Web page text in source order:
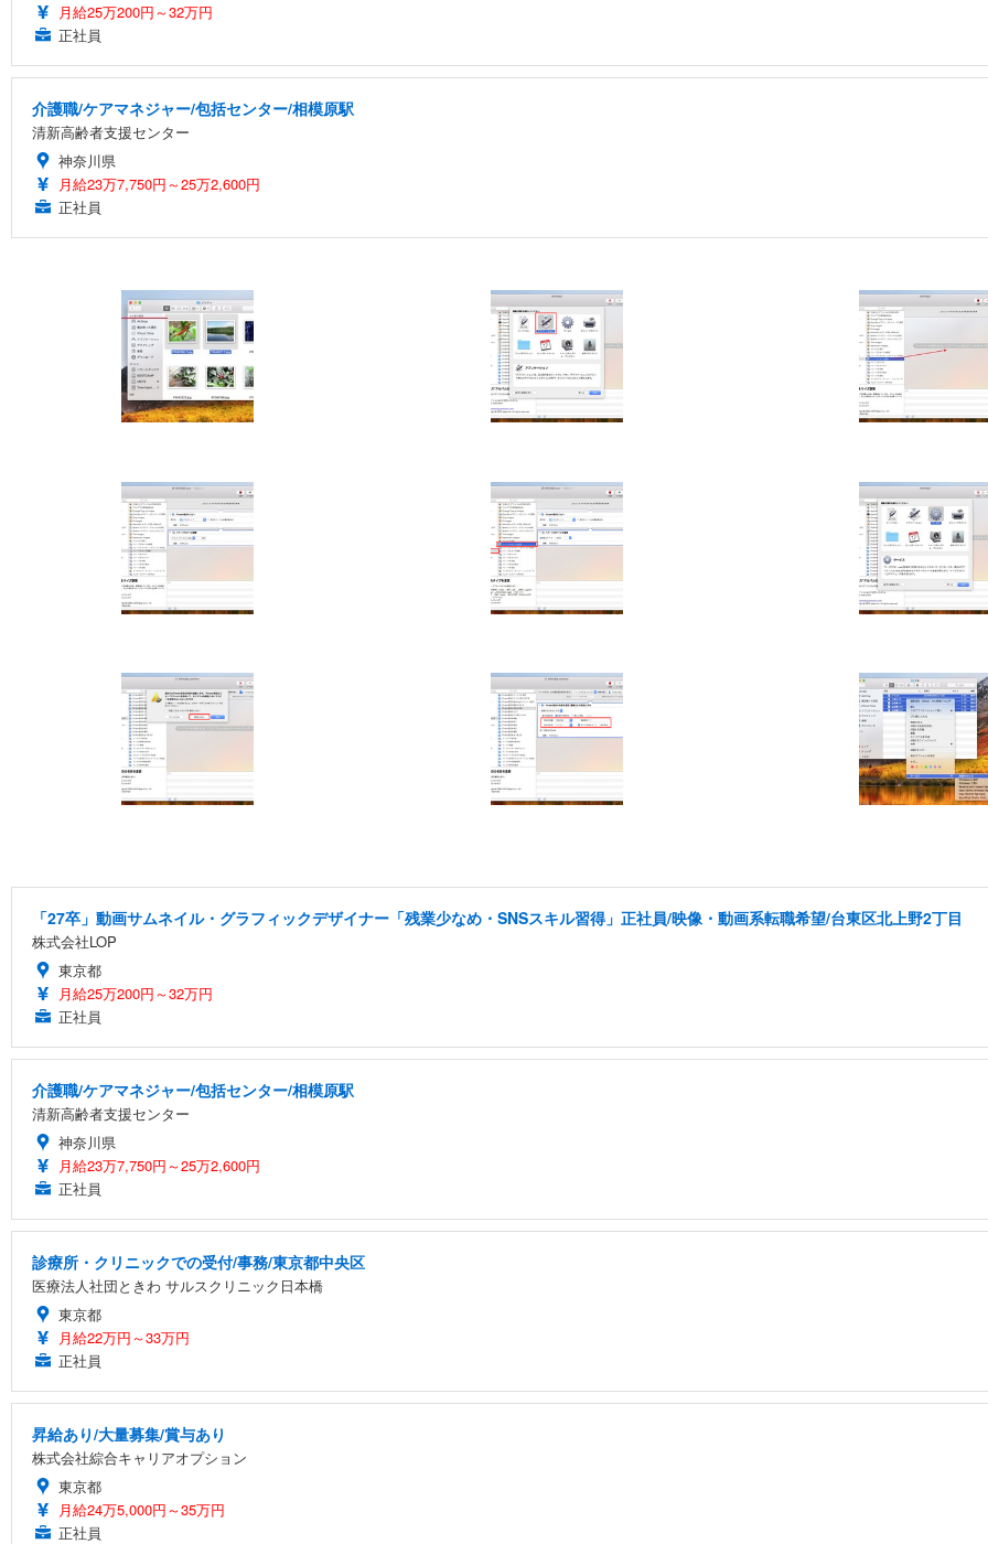
月給25万200円～32万円
正社員
介護職/ケアマネジャー/包括センター/相模原駅
清新高齢者支援センター
神奈川県
月給23万7,750円～25万2,600円
正社員
「27卒」動画サムネイル・グラフィックデザイナー「残業少なめ・SNSスキル習得」正社員/映像・動画系転職希望/台東区北上野2丁目
株式会社LOP
東京都
月給25万200円～32万円
正社員
介護職/ケアマネジャー/包括センター/相模原駅
清新高齢者支援センター
神奈川県
月給23万7,750円～25万2,600円
正社員
診療所・クリニックでの受付/事務/東京都中央区
医療法人社団ときわ サルスクリニック日本橋
東京都
月給22万円～33万円
正社員
昇給あり/大量募集/賞与あり
株式会社綜合キャリアオプション
東京都
月給24万5,000円～35万円
正社員